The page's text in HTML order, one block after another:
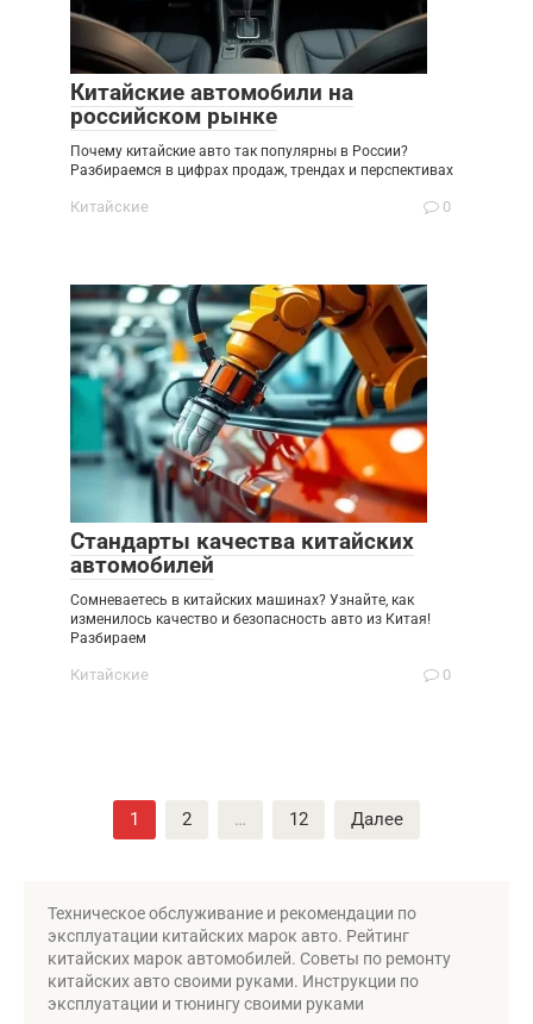
Китайские автомобили на
российском рынке
Почему китайские авто так популярны в России?
Разбираемся в цифрах продаж, трендах и перспективах
Китайские 0
Стандарты качества китайских
автомобилей
Сомневаетесь в китайских машинах? Узнайте, как
изменилось качество и безопасность авто из Китая!
Разбираем
Китайские 0
1 2 … 12 Далее
Техническое обслуживание и рекомендации по
эксплуатации китайских марок авто. Рейтинг
китайских марок автомобилей. Советы по ремонту
китайских авто своими руками. Инструкции по
эксплуатации и тюнингу своими руками